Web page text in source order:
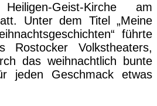
Geist-Kirche am
Unter dem Titel „Meine
führte
Rostocker Volkstheaters,
das weihnachtlich bunte
jeden Geschmack etwas